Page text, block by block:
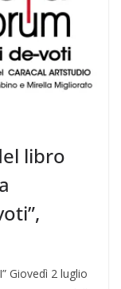
libro
Giovedì 2 luglio